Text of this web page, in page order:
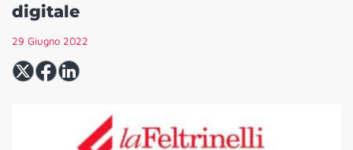
digitale
29 Giugno 2022